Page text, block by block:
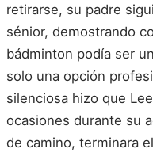
retirarse, su padre
sénior, demostrando
bádminton podía ser
solo una opción
silenciosa hizo que
ocasiones durante su
de camino, terminara